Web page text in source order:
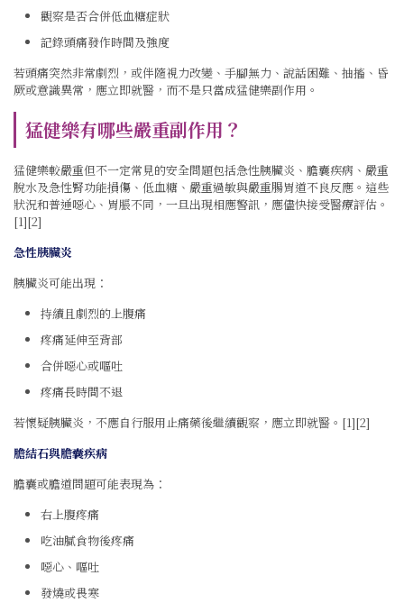
觀察是否合併低血糖症狀
記錄頭痛發作時間及強度
若頭痛突然非常劇烈，或伴隨視力改變、手腳無力、說話困難、抽搐、昏
厥或意識異常，應立即就醫，而不是只當成猛健樂副作用。
猛健樂有哪些嚴重副作用？
猛健樂較嚴重但不一定常見的安全問題包括急性胰臟炎、膽囊疾病、嚴重
脫水及急性腎功能損傷、低血糖、嚴重過敏與嚴重腸胃道不良反應。這些
狀況和普通噁心、胃脹不同，一旦出現相應警訊，應儘快接受醫療評估。
[1][2]
急性胰臟炎
胰臟炎可能出現：
持續且劇烈的上腹痛
疼痛延伸至背部
合併噁心或嘔吐
疼痛長時間不退
若懷疑胰臟炎，不應自行服用止痛藥後繼續觀察，應立即就醫。[1][2]
膽結石與膽囊疾病
膽囊或膽道問題可能表現為：
右上腹疼痛
吃油膩食物後疼痛
噁心、嘔吐
發燒或畏寒